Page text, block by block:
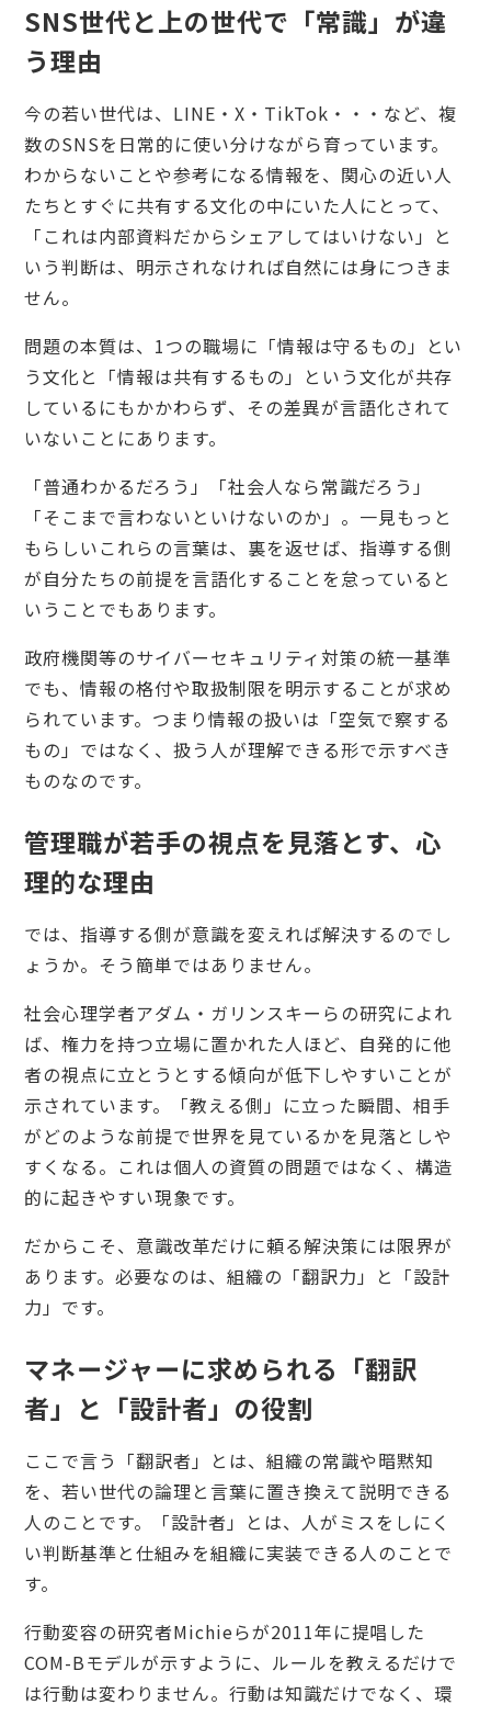
SNS世代と上の世代で「常識」が違
う理由
今の若い世代は、LINE・X・TikTok・・・など、複
数のSNSを日常的に使い分けながら育っています。
わからないことや参考になる情報を、関心の近い人
たちとすぐに共有する文化の中にいた人にとって、
「これは内部資料だからシェアしてはいけない」と
いう判断は、明示されなければ自然には身につきま
せん。
問題の本質は、1つの職場に「情報は守るもの」とい
う文化と「情報は共有するもの」という文化が共存
しているにもかかわらず、その差異が言語化されて
いないことにあります。
「普通わかるだろう」「社会人なら常識だろう」
「そこまで言わないといけないのか」。一見もっと
もらしいこれらの言葉は、裏を返せば、指導する側
が自分たちの前提を言語化することを怠っていると
いうことでもあります。
政府機関等のサイバーセキュリティ対策の統一基準
でも、情報の格付や取扱制限を明示することが求め
られています。つまり情報の扱いは「空気で察する
もの」ではなく、扱う人が理解できる形で示すべき
ものなのです。
管理職が若手の視点を見落とす、心
理的な理由
では、指導する側が意識を変えれば解決するのでし
ょうか。そう簡単ではありません。
社会心理学者アダム・ガリンスキーらの研究によれ
ば、権力を持つ立場に置かれた人ほど、自発的に他
者の視点に立とうとする傾向が低下しやすいことが
示されています。「教える側」に立った瞬間、相手
がどのような前提で世界を見ているかを見落としや
すくなる。これは個人の資質の問題ではなく、構造
的に起きやすい現象です。
だからこそ、意識改革だけに頼る解決策には限界が
あります。必要なのは、組織の「翻訳力」と「設計
力」です。
マネージャーに求められる「翻訳
者」と「設計者」の役割
ここで言う「翻訳者」とは、組織の常識や暗黙知
を、若い世代の論理と言葉に置き換えて説明できる
人のことです。「設計者」とは、人がミスをしにく
い判断基準と仕組みを組織に実装できる人のことで
す。
行動変容の研究者Michieらが2011年に提唱した
COM-Bモデルが示すように、ルールを教えるだけで
は行動は変わりません。行動は知識だけでなく、環